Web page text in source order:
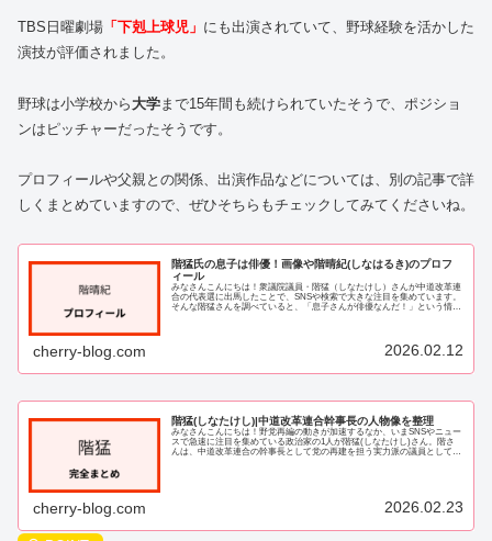
TBS日曜劇場 「下剋上球児」 にも出演されていて、野球経験を活かした
演技が評価されました。
野球は小学校から 大学 まで15年間も続けられていたそうで、ポジショ
ンはピッチャーだったそうです。
プロフィールや父親との関係、出演作品などについては、別の記事で詳
しくまとめていますので、ぜひそちらもチェックしてみてくださいね。
階猛氏の息子は俳優！画像や階晴紀(しなはるき)のプロフ
ィール
みなさんこんにちは！衆議院議員・階猛（しなたけし）さんが中道改革連
合の代表選に出馬したことで、SNSや検索で大きな注目を集めています。
そんな階猛さんを調べていると、「息子さんが俳優なんだ！」という情報
cherry-blog.com 2026.02.12
階猛(しなたけし)|中道改革連合幹事長の人物像を整理
みなさんこんにちは！野党再編の動きが加速するなか、いまSNSやニュー
スで急速に注目を集めている政治家の1人が階猛(しなたけし)さん。階さ
んは、中道改革連合の幹事長として党の再建を担う実力派の議員として活
cherry-blog.com 2026.02.23